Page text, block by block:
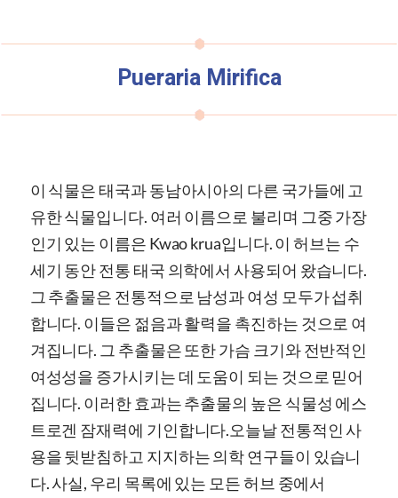
Pueraria Mirifica
이 식물은 태국과 동남아시아의 다른 국가들에 고
유한 식물입니다. 여러 이름으로 불리며 그중 가장
인기 있는 이름은 Kwao krua입니다.이 허브는 수
세기 동안 전통 태국 의학에서 사용되어 왔습니다.
그 추출물은 전통적으로 남성과 여성 모두가 섭취
합니다. 이들은 젊음과 활력을 촉진하는 것으로 여
겨집니다. 그 추출물은 또한 가슴 크기와 전반적인
여성성을 증가시키는 데 도움이 되는 것으로 믿어
집니다. 이러한 효과는 추출물의 높은 식물성 에스
트로겐 잠재력에 기인합니다.오늘날 전통적인 사
용을 뒷받침하고 지지하는 의학 연구들이 있습니
다. 사실, 우리 목록에 있는 모든 허브 중에서